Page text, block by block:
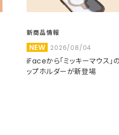
新商品情報
NEW 2026/08/04
iFaceから「ミッキーマウス」
ップホルダーが新登場